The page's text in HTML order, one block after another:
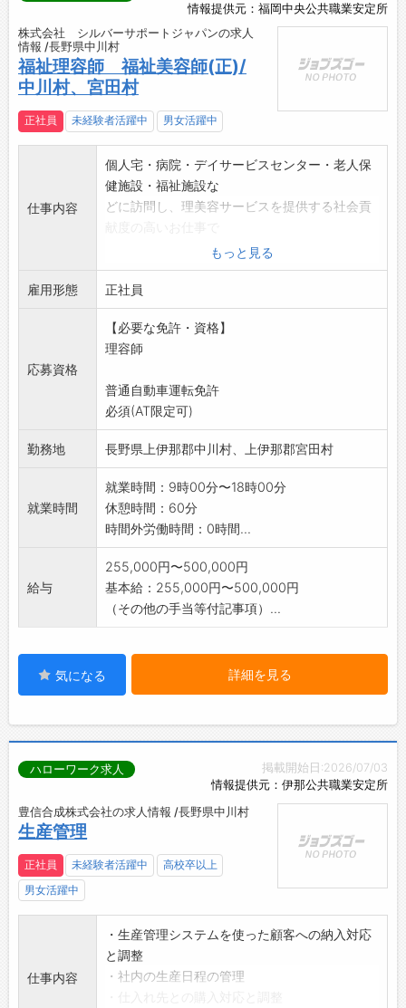
情報提供元：福岡中央公共職業安定所
株式会社 シルバーサポートジャパンの求人
情報 /長野県中川村
福祉理容師 福祉美容師(正)/
中川村、宮田村
正社員 未経験者活躍中 男女活躍中
仕事内容
個人宅・病院・デイサービスセンター・老人保
健施設・福祉施設な
どに訪問し、理美容サービスを提供する社会貢
変更範囲:変更なし
もっと見る
雇用形態 正社員
応募資格
【必要な免許・資格】
理容師
普通自動車運転免許
必須(AT限定可)
勤務地 長野県上伊那郡中川村、上伊那郡宮田村
就業時間
就業時間：9時00分〜18時00分
休憩時間：60分
時間外労働時間：0時間...
給与
255,000円〜500,000円
基本給：255,000円〜500,000円
（その他の手当等付記事項）...
気になる 詳細を見る
掲載開始日:2026/07/03
情報提供元：伊那公共職業安定所
ハローワーク求人
豊信合成株式会社の求人情報 /長野県中川村
生産管理
正社員 未経験者活躍中
高校卒以上
男女活躍中
仕事内容
・生産管理システムを使った顧客への納入対応
と調整
・社内の生産日程の管理